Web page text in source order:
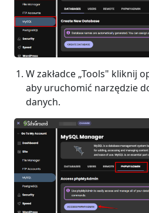
W zakładce „Tools" kliknij
aby uruchomić narzędzie
danych.